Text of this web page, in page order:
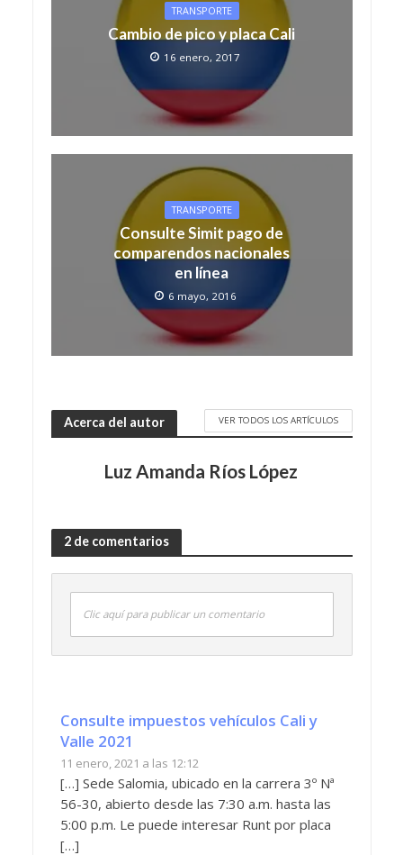
TRANSPORTE
Cambio de pico y placa Cali
16 enero, 2017
TRANSPORTE
Consulte Simit pago de
comparendos nacionales
en línea
6 mayo, 2016
Acerca del autor VER TODOS LOS ARTÍCULOS
Luz Amanda Ríos López
2 de comentarios
Clic aquí para publicar un comentario
Consulte impuestos vehículos Cali y
Valle 2021
11 enero, 2021 a las 12:12
[…] Sede Salomia, ubicado en la carrera 3º Nª
56-30, abierto desde las 7:30 a.m. hasta las
5:00 p.m. Le puede interesar Runt por placa
[…]